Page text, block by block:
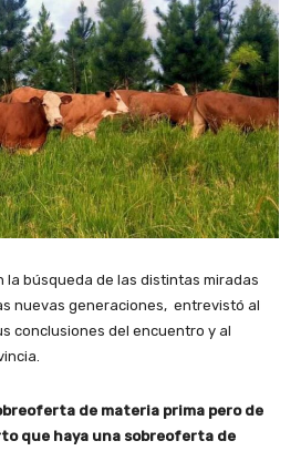
la búsqueda de las distintas miradas
nuevas generaciones, entrevistó al
conclusiones del encuentro y al
de materia prima pero de
que haya una sobreoferta de